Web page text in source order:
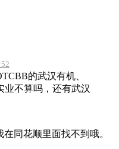
的武汉有机、
业不算吗，还有武汉
同花顺里面找不到哦。